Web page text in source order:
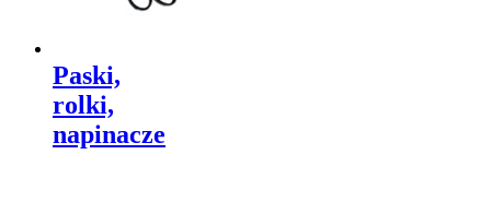
Paski,
rolki,
napinacze